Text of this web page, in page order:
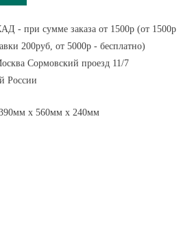
- при сумме заказа от 1500р (от 1500р
200руб, от 5000р - бесплатно)
Сормовский проезд 11/7
России
x 560мм x 240мм